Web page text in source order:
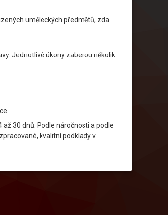
uměleckých předmětů, zda
Jednotlivé úkony zaberou několik
30 dnů. Podle náročnosti a podle
kvalitní podklady v